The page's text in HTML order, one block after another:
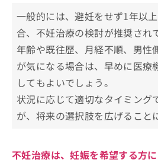
まとめ：沖縄県で評判の
クリニック5選
一般的には、避妊をせず1年以
合、不妊治療の検討が推奨され
年齢や既往歴、月経不順、男性
が気になる場合は、早めに医療
してもよいでしょう。
状況に応じて適切なタイミング
が、将来の選択肢を広げること
不妊治療は、妊娠を希望する方
ら